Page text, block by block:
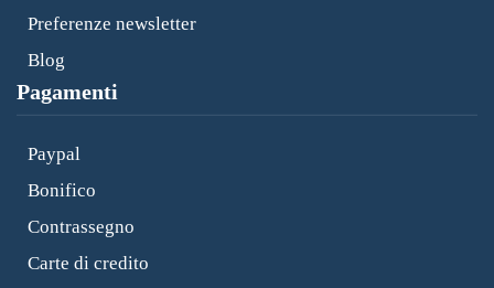
Preferenze newsletter
Blog
Pagamenti
Paypal
Bonifico
Contrassegno
Carte di credito